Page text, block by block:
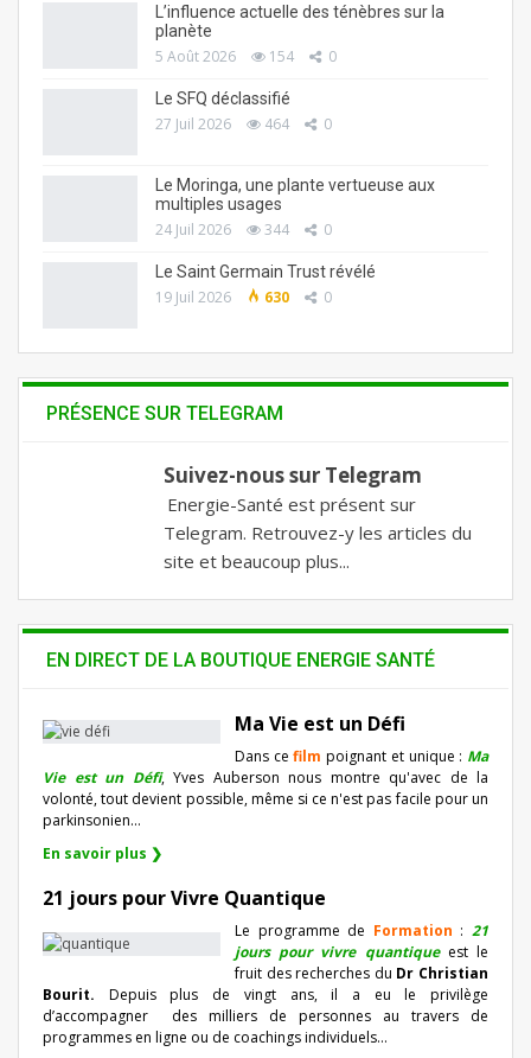
L’influence actuelle des ténèbres sur la
planète
5 Août 2026 154 0
Le SFQ déclassifié
27 Juil 2026 464 0
Le Moringa, une plante vertueuse aux
multiples usages
24 Juil 2026 344 0
Le Saint Germain Trust révélé
19 Juil 2026 630 0
PRÉSENCE SUR TELEGRAM
Suivez-nous sur Telegram
Energie-Santé est présent sur
Telegram. Retrouvez-y les articles du
site et beaucoup plus...
EN DIRECT DE LA BOUTIQUE ENERGIE SANTÉ
Ma Vie est un Défi
Dans cefilm poignant et unique : Ma
Vie est un Défi, Yves Auberson nous montre qu'avec de la
volonté, tout devient possible, même si ce n'est pas facile pour un
parkinsonien…
En savoir plus ❯
21 jours pour Vivre Quantique
Le programme de Formation :21
jours pour vivre quantiqueest le
fruit des recherches du Dr Christian
Bourit. Depuis plus de vingt ans, il a eu le privilège
d’accompagner
des milliers de personnes au travers de
programmes en ligne ou de coachings individuels…